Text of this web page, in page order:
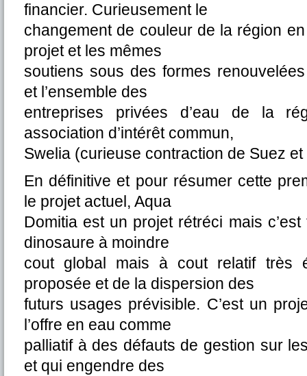
financier. Curieusement le
changement de couleur de la région
projet et les mêmes
soutiens sous des formes
et l’ensemble des
entreprises privées d’eau de la
association d’intérêt commun,
Swelia (curieuse contraction de Suez et
En définitive et pour résumer cette
le projet actuel, Aqua
Domitia est un projet rétréci mais
dinosaure à moindre
cout global mais à cout relatif très
proposée et de la dispersion des
futurs usages prévisible. C’est un
l’offre en eau comme
palliatif à des défauts de gestion sur
et qui engendre des